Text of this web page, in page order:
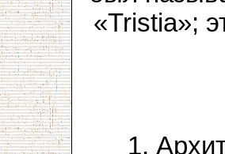
«Tristia»;
1.